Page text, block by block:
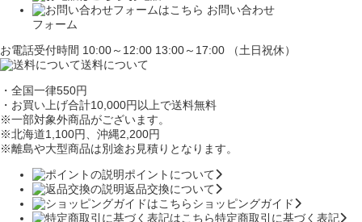
お問い合わせ
フォーム
お電話受付時間 10:00～12:00 13:00～17:00 （土日祝休）
送料について
・全国一律550円
・お買い上げ合計10,000円 以上で送料無料
※一部対象外商品がございます。
※北海道1,100円、沖縄2,200円
※離島や大型商品は別途お見積りとなります。
ポイントについて
返品交換について
ショッピングガイド
特定商取引に基づく表記